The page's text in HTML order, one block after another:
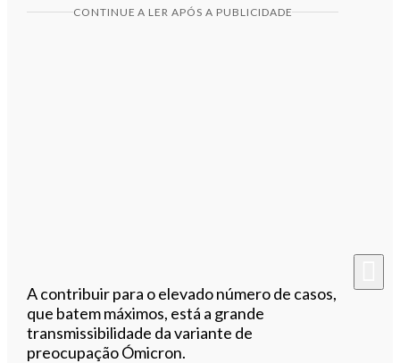
CONTINUE A LER APÓS A PUBLICIDADE
A contribuir para o elevado número de casos,
que batem máximos, está a grande
transmissibilidade da variante de
preocupação Ómicron.